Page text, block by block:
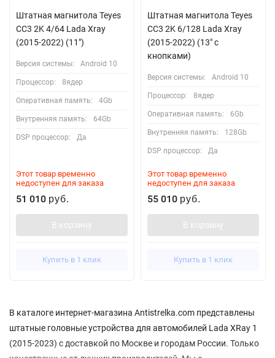
Штатная магнитола Teyes
CC3 2K 4/64 Lada Xray
(2015-2022) (11")
Версия системы: Android 10
Процессор: 8ядер
Оперативная память: 4Gb
Внутренняя память: 64Gb
DSP процессор: Да
Этот товар временно
недоступен для заказа
51 010 руб.
В корзину
Купить в 1 клик
Штатная магнитола Teyes
CC3 2K 6/128 Lada Xray
(2015-2022) (13" с
кнопками)
Версия системы: Android 10
Процессор: 8ядер
Оперативная память: 6Gb
Внутренняя память: 128Gb
DSP процессор: Да
Этот товар временно
недоступен для заказа
55 010 руб.
В корзину
Купить в 1 клик
В каталоге интернет-магазина Antistrelka.com представлены
штатные головные устройства для автомобилей Lada XRay 1
(2015-2023) с доставкой по Москве и городам России. Только